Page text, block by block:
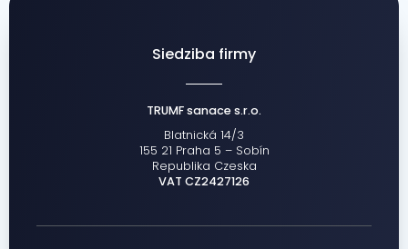
Siedziba firmy
TRUMF sanace s.r.o.
Blatnická 14/3
155 21 Praha 5 – Sobín
Republika Czeska
VAT CZ2427126